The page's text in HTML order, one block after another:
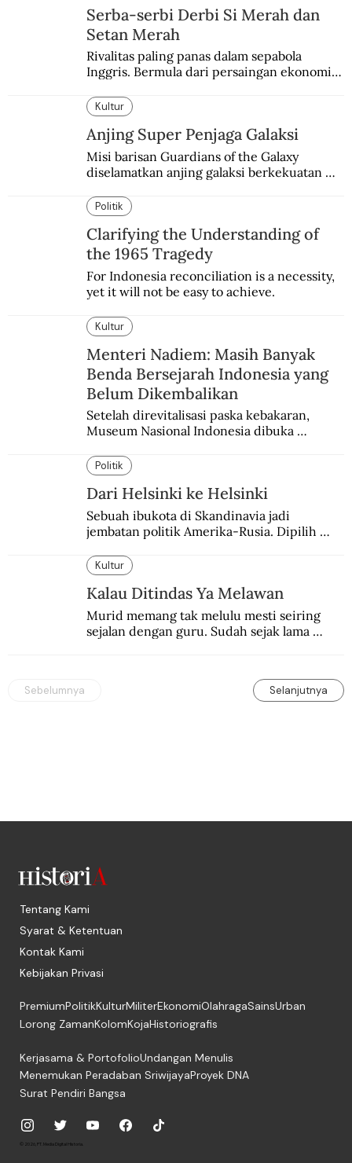
Serba-serbi Derbi Si Merah dan
Setan Merah
Rivalitas paling panas dalam sepabola
Inggris. Bermula dari persaingan ekonomi
Kultur
Anjing Super Penjaga Galaksi
Misi barisan Guardians of the Galaxy
diselamatkan anjing galaksi berkekuatan
si martir antariksa Soviet.
Politik
Clarifying the Understanding of
the 1965 Tragedy
For Indonesia reconciliation is a necessity,
yet it will not be easy to achieve.
Kultur
Menteri Nadiem: Masih Banyak
Benda Bersejarah Indonesia yang
Belum Dikembalikan
Setelah direvitalisasi paska kebakaran,
Museum Nasional Indonesia dibuka
Pameran Repatriasi 2024.
Politik
Dari Helsinki ke Helsinki
Sebuah ibukota di Skandinavia jadi
jembatan politik Amerika-Rusia. Dipilih
Kultur
Kalau Ditindas Ya Melawan
Murid memang tak melulu mesti seiring
sejalan dengan guru. Sudah sejak lama
Sebelumnya Selanjutnya
Tentang Kami
Syarat & Ketentuan
Kontak Kami
Kebijakan Privasi
PremiumPolitikKulturMiliterEkonomiOlahragaSainsUrban
Lorong ZamanKolomKojaHistoriografis
Kerjasama & PortofolioUndangan Menulis
Menemukan Peradaban SriwijayaProyek DNA
Surat Pendiri Bangsa
© 2026, PT. Media Digital Historia.